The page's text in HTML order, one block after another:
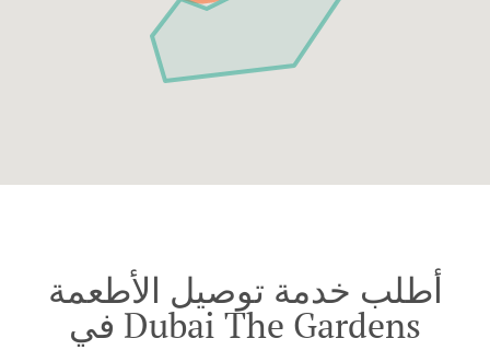
أطلب خدمة توصيل الأطعمة
في Dubai The Gardens